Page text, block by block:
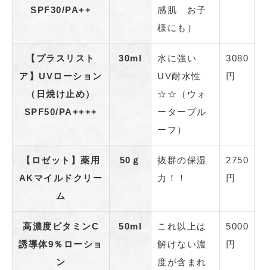
SPF30/PA++
感肌 お子
様にも）
【プラスリスト
ア】 UVローション
（日焼け止め）
SPF50/PA++++
30ml
水に強い
UV耐水性
☆☆（ウォ
ータープル
ーフ）
3080
円
【ロゼット】薬用
AKマイルドクリー
ム
50ｇ
抜群の保湿
力！！
2750
円
高濃度ビタミンC
誘導体9％ローショ
ン
50ml
これ以上は
解けない濃
度が含まれ
5000
円